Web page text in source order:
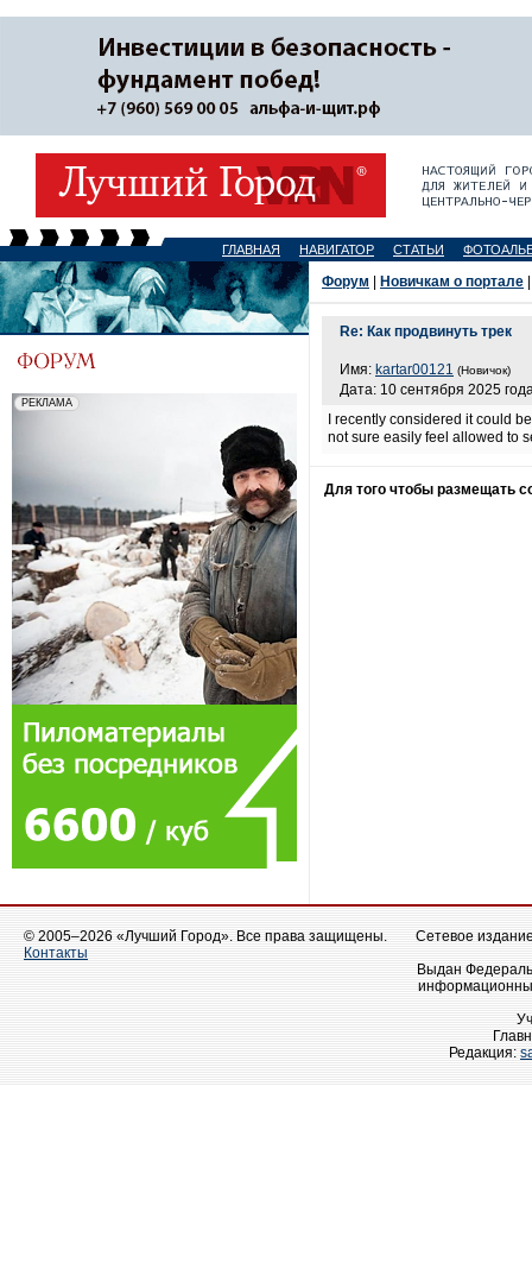
ГЛАВНАЯ НАВИГАТОР СТАТЬИ
Форум Новичкам о портале
Re: Как продвинуть трек
Имя: kartar00121 (Новичок)
Дата: 10 сентября 2025
I recently considered it could
not sure easily feel allowed to
Для того чтобы размещать
© 2005–2026 «Лучший Город». Все права защищены.
Контакты
Сетевое
Выдан
Редакция: